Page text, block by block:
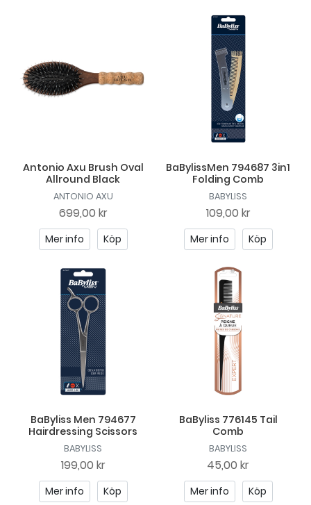
Antonio Axu Brush Oval
Allround Black
ANTONIO AXU
699,00 kr
Mer info Köp
BaBylissMen 794687 3in1
Folding Comb
BABYLISS
109,00 kr
Mer info Köp
BaByliss Men 794677
Hairdressing Scissors
BABYLISS
199,00 kr
Mer info Köp
BaByliss 776145 Tail
Comb
BABYLISS
45,00 kr
Mer info Köp